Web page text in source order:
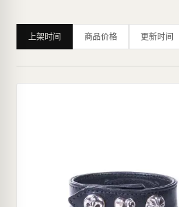
上架时间 商品价格 更新时间